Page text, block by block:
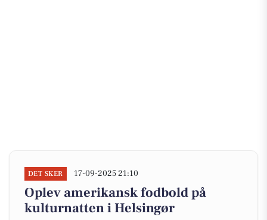
DET SKER 17-09-2025 21:10
Oplev amerikansk fodbold på
kulturnatten i Helsingør